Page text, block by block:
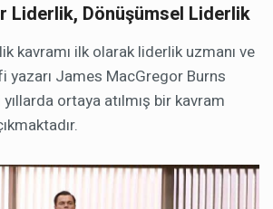
Liderlik, Dönüşümsel Liderlik
kavramı ilk olarak liderlik uzmanı ve
yazarı James MacGregor Burns
ortaya atılmış bir kavram